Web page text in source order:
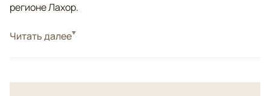
регионе Лахор.
СтильКлассические
Читать далее